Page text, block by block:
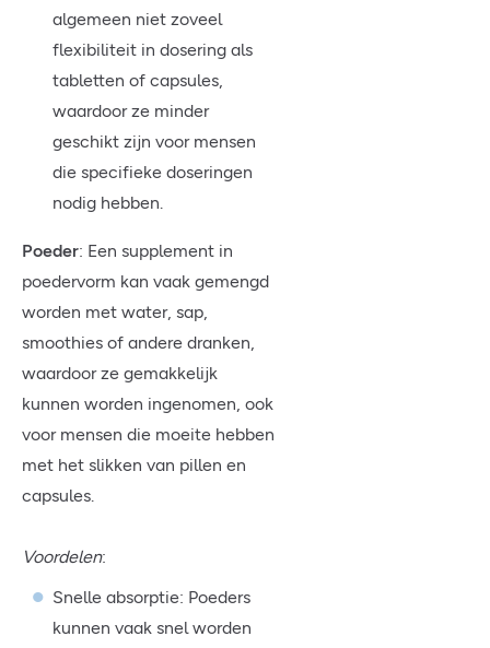
algemeen niet zoveel
flexibiliteit in dosering als
tabletten of capsules,
waardoor ze minder
geschikt zijn voor mensen
die specifieke doseringen
nodig hebben.
Poeder: Een supplement in
poedervorm kan vaak gemengd
worden met water, sap,
smoothies of andere dranken,
waardoor ze gemakkelijk
kunnen worden ingenomen, ook
voor mensen die moeite hebben
met het slikken van pillen en
capsules.
Voordelen:
Snelle absorptie: Poeders
kunnen vaak snel worden